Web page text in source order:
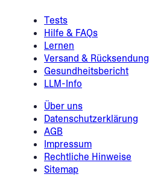
Tests
Hilfe & FAQs
Lernen
Versand & Rücksendung
Gesundheitsbericht
LLM-Info
Über uns
Datenschutzerklärung
AGB
Impressum
Rechtliche Hinweise
Sitemap